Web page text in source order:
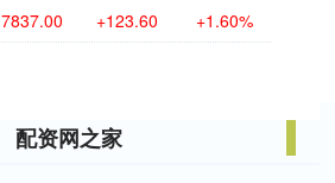
7837.00 +123.60 +1.60%
配资网之家